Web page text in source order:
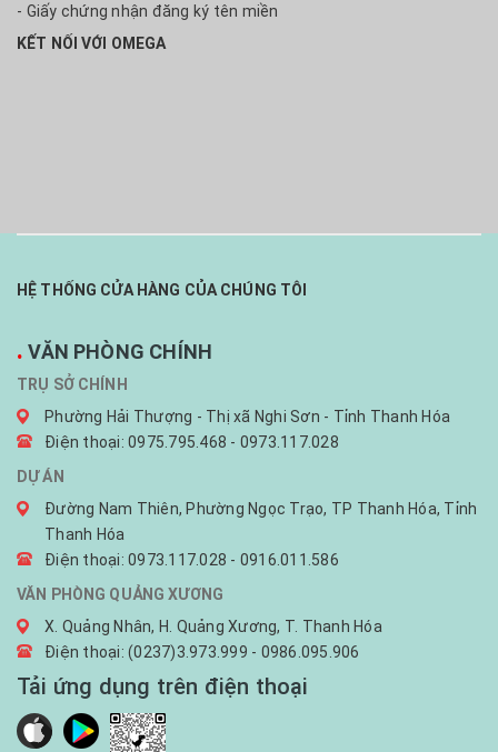
- Giấy chứng nhận đăng ký tên miền
KẾT NỐI VỚI OMEGA
HỆ THỐNG CỬA HÀNG CỦA CHÚNG TÔI
. VĂN PHÒNG CHÍNH
TRỤ SỞ CHÍNH
Phường Hải Thượng - Thị xã Nghi Sơn - Tỉnh Thanh Hóa
Điện thoại: 0975.795.468 - 0973.117.028
DỰ ÁN
Đường Nam Thiên, Phường Ngọc Trạo, TP Thanh Hóa, Tỉnh
Thanh Hóa
Điện thoại: 0973.117.028 - 0916.011.586
VĂN PHÒNG QUẢNG XƯƠNG
X. Quảng Nhân, H. Quảng Xương, T. Thanh Hóa
Điện thoại: (0237)3.973.999 - 0986.095.906
Tải ứng dụng trên điện thoại